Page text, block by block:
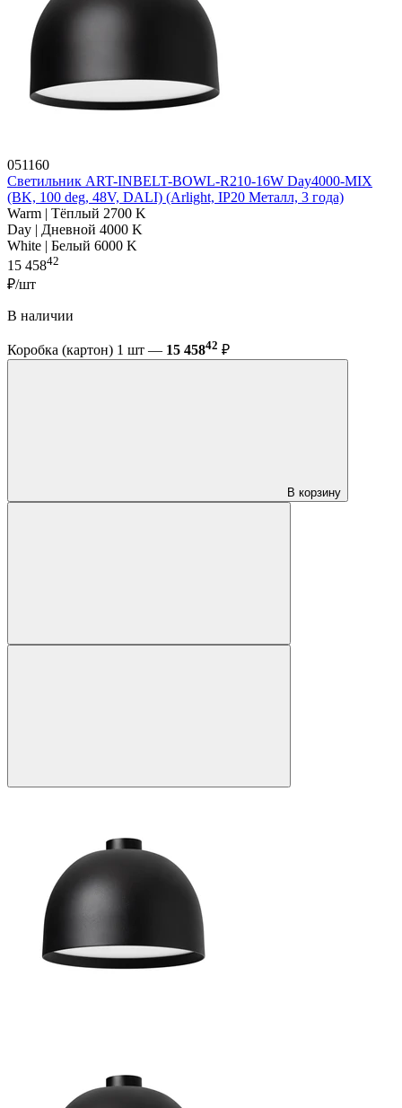
051160
Светильник ART-INBELT-BOWL-R210-16W Day4000-MIX
(BK, 100 deg, 48V, DALI) (Arlight, IP20 Металл, 3 года)
Warm | Тёплый 2700 K
Day | Дневной 4000 K
White | Белый 6000 K
15 45842
₽/шт
В наличии
Коробка (картон) 1 шт — 15 45842 ₽
В корзину